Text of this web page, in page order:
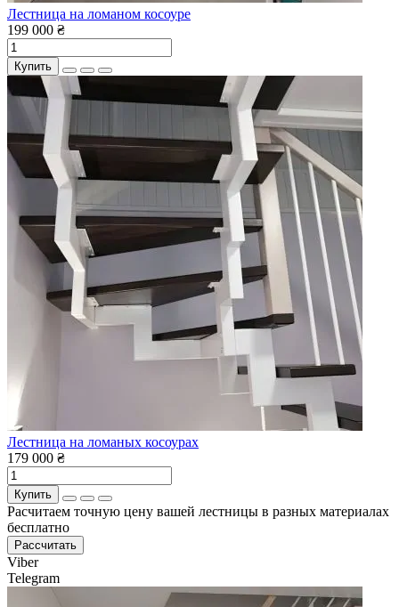
Лестница на ломаном косоуре
199 000 ₴
Купить
Лестница на ломаных косоурах
179 000 ₴
Купить
Расчитаем точную цену вашей лестницы в разных материалах
бесплатно
Рассчитать
Viber
Telegram